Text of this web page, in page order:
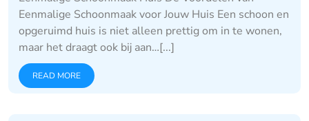
Eenmalige Schoonmaak voor Jouw Huis Een schoon en
opgeruimd huis is niet alleen prettig om in te wonen,
maar het draagt ook bij aan…[...]
READ MORE